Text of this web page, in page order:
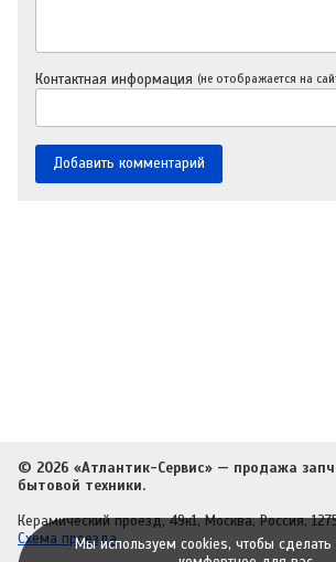
Контактная информация (не отображается на
© 2026 «Атлантик-Сервис» — продажа
бытовой техники.
Керамический проезд, 49к1, Москва, Россия,
Схема проездаМы используем cookies, чтобы сделать